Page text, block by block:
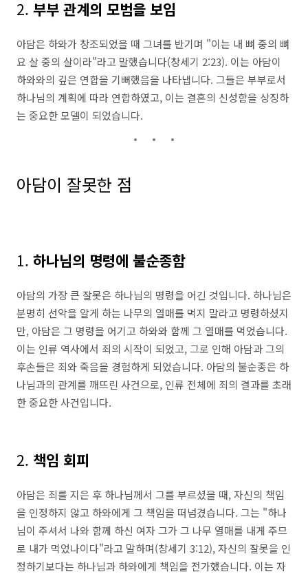
2. 부부 관계의 모범을 보임
아담은 하와가 창조되었을 때 그녀를 반기며 "이는 내 뼈 중의 뼈
요 살 중의 살이라"라고 말했습니다(창세기 2:23). 이는 아담이
하와와의 깊은 연합을 기뻐했음을 나타냅니다. 그들은 부부로서
하나님의 계획에 따라 연합하였고, 이는 결혼의 신성함을 상징하
는 중요한 모델이 되었습니다.
아담이 잘못한 점
1. 하나님의 명령에 불순종함
아담의 가장 큰 잘못은 하나님의 명령을 어긴 것입니다. 하나님은
분명히 선악을 알게 하는 나무의 열매를 먹지 말라고 명령하셨지
만, 아담은 그 명령을 어기고 하와와 함께 그 열매를 먹었습니다.
이는 인류 역사에서 죄의 시작이 되었고, 그로 인해 아담과 그의
후손들은 죄와 죽음을 경험하게 되었습니다. 아담의 불순종은 하
나님과의 관계를 깨뜨린 사건으로, 인류 전체에 죄의 결과를 초래
한 중요한 사건입니다.
2. 책임 회피
아담은 죄를 지은 후 하나님께서 그를 부르셨을 때, 자신의 책임
을 인정하지 않고 하와에게 그 책임을 떠넘겼습니다. 그는 "하나
님이 주셔서 나와 함께 하신 여자 그가 그 나무 열매를 내게 주므
로 내가 먹었나이다"라고 말하며(창세기 3:12), 자신의 잘못을 인
정하기보다는 하나님과 하와에게 책임을 전가했습니다. 이는 자